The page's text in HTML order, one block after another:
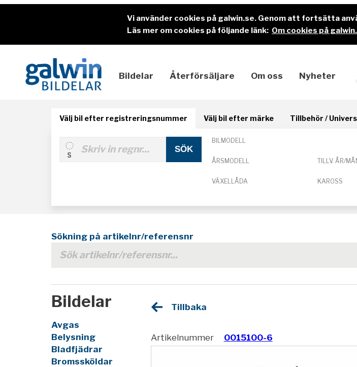
Vi använder cookies på galwin.se. Genom att fortsätta
Läs mer om cookies på följande länk: Om cookies på
Bildelar Återförsäljare Om oss Nyheter
Välj bil efter registreringsnummer Välj bil efter märke Tillbehör /
BILMODELL
ÅRSMODELL TILLV. ÅR/
VÄXELLÅDA KAROSS
Sökning på artikelnr/referensnr
Bildelar
Avgas
Belysning
Bladfjädrar
Bromssköldar
Tillbaka
Artikelnummer 0015100-6